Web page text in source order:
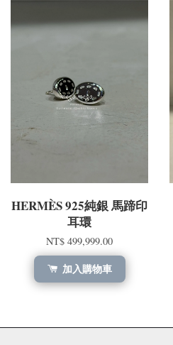
HERMÈS 925純銀 馬蹄印
耳環
NT$ 499,999.00
加入購物車